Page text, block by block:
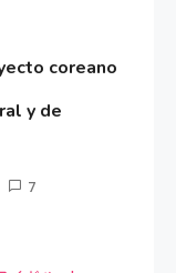
coreano
y de
7